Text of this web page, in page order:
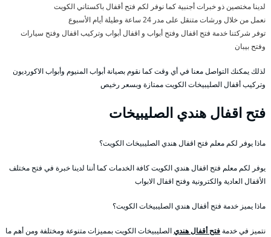
لدينا مختصين ذو خبرات أجنبية كما نوفر لكم فتح أقفال باكستاني الكويت
نعمل من خلال ورشات متنقل على مدر 24 ساعة وطيلة أيام الأسبوع
توفر شركتنا خدمة فتح اقفال وفتح أبواب و اقفال أبواب وتركيب اقفال وفتح سيارات
وفتح بيبان
لذلك يمكنك التواصل معنا في أي وقت كما نقوم بصيانة أبواب المنيوم وأبواب الاكورديون
وتركيب أقفال الصليبيخات الكويت ممتازة وبسعر رخيص
فتح اقفال هندي الصليبيخات
ماذا يوفر لكم معلم فتح اقفال هندي الصليبيخات الكويت؟
يوفر لكم معلم فتح اقفال هندي الكويت كافة الخدمات كما أننا لدينا خبرة في فتح مختلف
الأقفال العادية والكترونية وفتح اقفال الابواب
ماذا يميز خدمة فتح أقفال هندي الصليبيخات الكويت؟
نتميز في خدمةفتح أقفال هنديالصليبيخات الكويت بمميزات متنوعة ومختلفة ومن أهم ما